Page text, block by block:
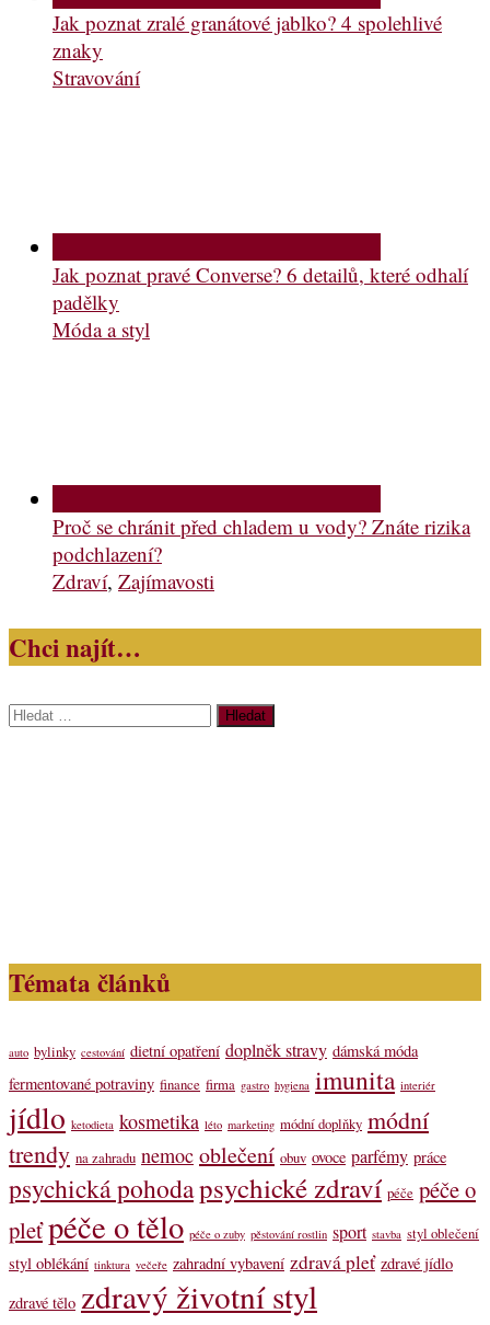
Jak poznat zralé granátové jablko? 4 spolehlivé
znaky
Stravování
Jak poznat pravé Converse? 6 detailů, které odhalí
padělky
Móda a styl
Proč se chránit před chladem u vody? Znáte rizika
podchlazení?
Zdraví, Zajímavosti
Chci najít…
Vyhledávání
Témata článků
auto bylinky cestování dietní opatření doplněk stravy dámská móda
fermentované potraviny finance firma gastro hygiena imunita interiér
jídlo ketodieta kosmetika léto marketing módní doplňky módní
trendy na zahradu nemoc oblečení obuv ovoce parfémy práce
psychická pohodapsychické zdraví péče péče o
pleťpéče o tělo péče o zuby pěstování rostlin sport stavba styl oblečení
styl oblékání tinktura večeře zahradní vybavení zdravá pleť zdravé jídlo
zdravé tělo zdravý životní styl